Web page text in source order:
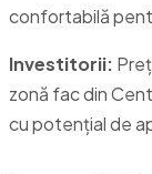
confortabilă
Investitorii:
zonă fac din
cu potențial de